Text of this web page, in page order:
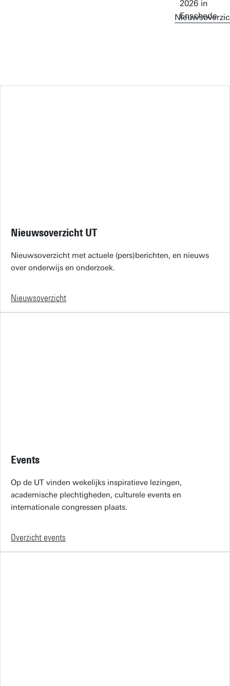
Nieuwsoverzicht UT
Nieuwsoverzicht met actuele (pers)berichten, en nieuws
over onderwijs en onderzoek.
Nieuwsoverzicht
Events
Op de UT vinden wekelijks inspiratieve lezingen,
academische plechtigheden, culturele events en
internationale congressen plaats.
Overzicht events